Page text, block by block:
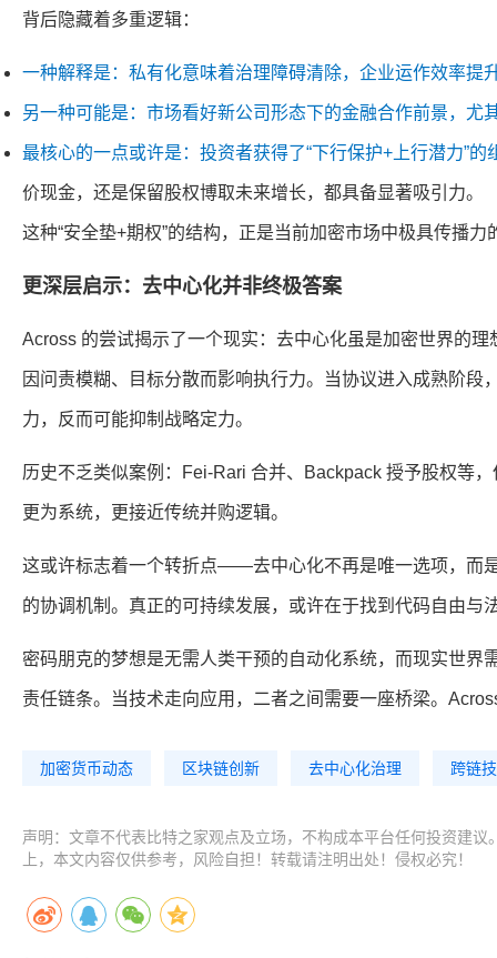
背后隐藏着多重逻辑：
一种解释是：私有化意味着治理障碍清除，企业运作效率提
另一种可能是：市场看好新公司形态下的金融合作前景，尤
最核心的一点或许是：投资者获得了“下行保护+上行潜力”的
价现金，还是保留股权博取未来增长，都具备显著吸引力。
这种“安全垫+期权”的结构，正是当前加密市场中极具传播力
更深层启示：去中心化并非终极答案
Across 的尝试揭示了一个现实：去中心化虽是加密世界的
因问责模糊、目标分散而影响执行力。当协议进入成熟阶段
力，反而可能抑制战略定力。
历史不乏类似案例：Fei-Rari 合并、Backpack 授予股权等
更为系统，更接近传统并购逻辑。
这或许标志着一个转折点——去中心化不再是唯一选项，而
的协调机制。真正的可持续发展，或许在于找到代码自由与
密码朋克的梦想是无需人类干预的自动化系统，而现实世界
责任链条。当技术走向应用，二者之间需要一座桥梁。
加密货币动态 区块链创新 去中心化治理 跨链
声明：文章不代表比特之家观点及立场，不构成本平台任何投资建议
上，本文内容仅供参考，风险自担！转载请注明出处！侵权必究！